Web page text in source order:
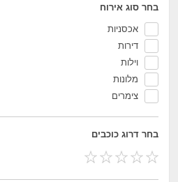
בחר סוג אירוח
אכסניות
דירות
וילות
מלונות
צימרים
בחר דרוג כוכבים